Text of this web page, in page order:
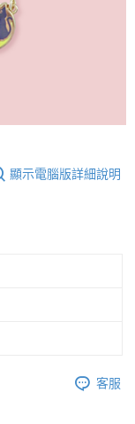
顯示電腦版詳細說明
客服